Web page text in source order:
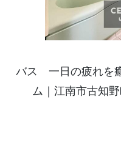
バス 一日の疲れを
ム｜江南市古知